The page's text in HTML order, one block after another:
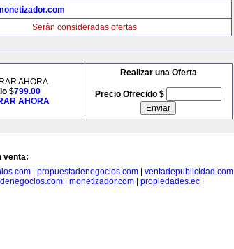
Serán consideradas ofertas
AHORA
$799.00
AHORA
Realizar una Oferta
Precio Ofrecido $
venta:
| propuestadenegocios.com| ventadepublicidad.com|
monetizador.com propiedades.ec